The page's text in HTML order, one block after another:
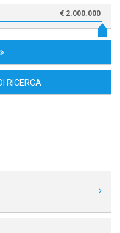
€ 2.000.000
RICERCA